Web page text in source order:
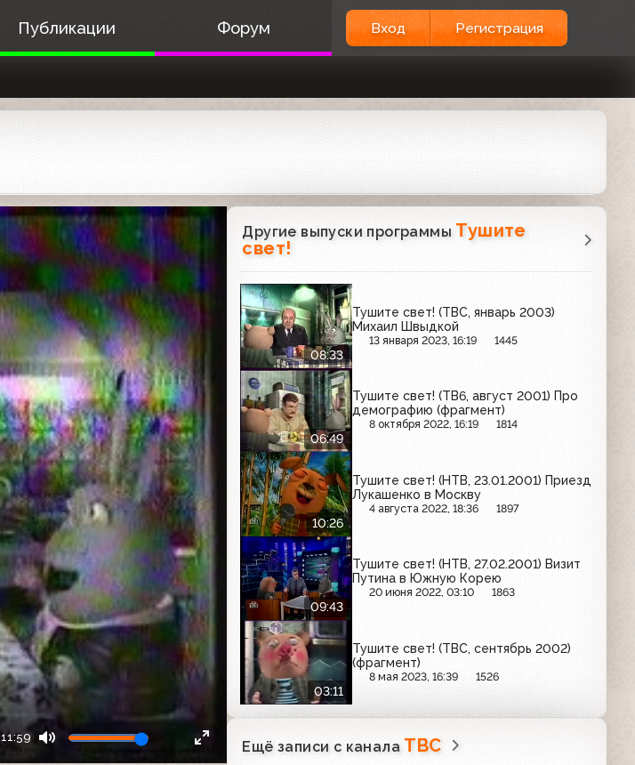
Публикации Форум Вход Регистрация
11:59
Другие выпуски программы Тушите
свет!
08:33
Тушите свет! (ТВС, январь 2003)
Михаил Швыдкой
13 января 2023, 16:19 1445
06:49
Тушите свет! (ТВ6, август 2001) Про
демографию (фрагмент)
8 октября 2022, 16:19 1814
10:26
Тушите свет! (НТВ, 23.01.2001) Приезд
Лукашенко в Москву
4 августа 2022, 18:36 1897
09:43
Тушите свет! (НТВ, 27.02.2001) Визит
Путина в Южную Корею
20 июня 2022, 03:10 1863
03:11
Тушите свет! (ТВС, сентябрь 2002)
(фрагмент)
8 мая 2023, 16:39 1526
Ещё записи с канала ТВС